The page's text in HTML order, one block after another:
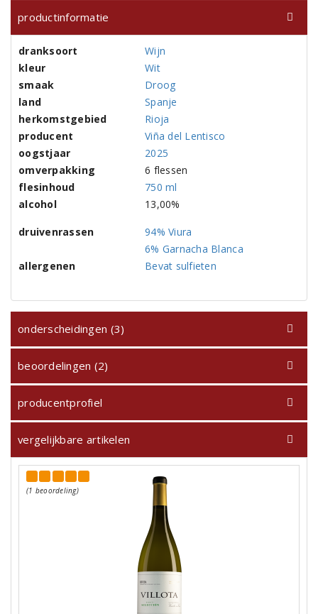
productinformatie
dranksoort
Wijn
kleur
Wit
smaak
Droog
land
Spanje
herkomstgebied
Rioja
producent
Viña del Lentisco
oogstjaar
2025
omverpakking
6 flessen
flesinhoud
750 ml
alcohol
13,00%
druivenrassen
94% Viura
6% Garnacha Blanca
allergenen
Bevat sulfieten
onderscheidingen (3)
beoordelingen (2)
producentprofiel
vergelijkbare artikelen
(1 beoordeling)